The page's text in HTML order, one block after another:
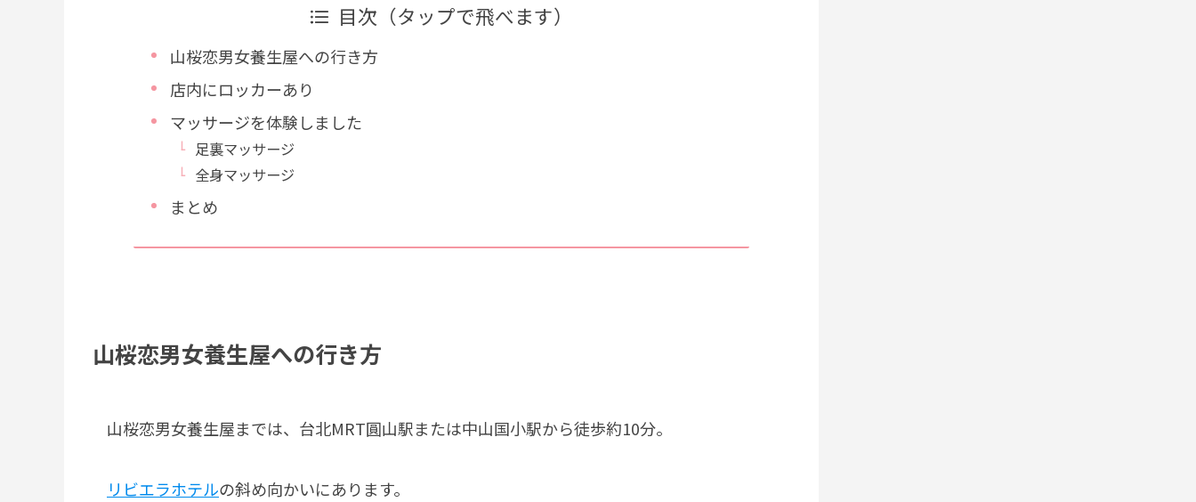
目次（タップで飛べます）
山桜恋男女養生屋への行き方
店内にロッカーあり
マッサージを体験しました
足裏マッサージ
全身マッサージ
まとめ
山桜恋男女養生屋への行き方
山桜恋男女養生屋までは、台北MRT圓山駅または中山国小駅から徒歩約10分。
リビエラホテルの斜め向かいにあります。